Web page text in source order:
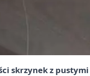
skrzynek z